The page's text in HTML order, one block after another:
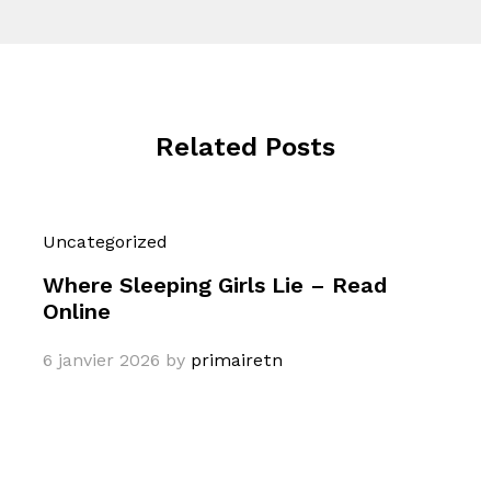
Related Posts
Uncategorized
Where Sleeping Girls Lie – Read
Online
6 janvier 2026 by primairetn